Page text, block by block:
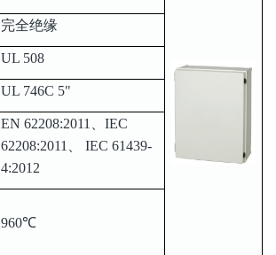
完全绝缘
UL 508
UL 746C 5"
EN 62208:2011、IEC
62208:2011、 IEC 61439-
4:2012
960℃